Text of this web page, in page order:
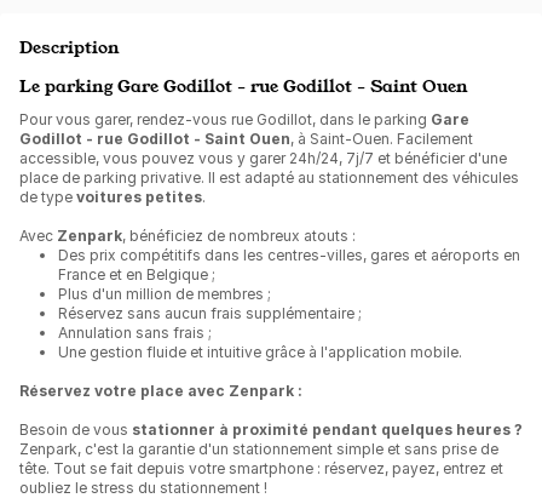
Description
Le parking Gare Godillot - rue Godillot - Saint Ouen
Pour vous garer, rendez-vous rue Godillot, dans le parking Gare
Godillot - rue Godillot - Saint Ouen, à Saint-Ouen. Facilement
accessible, vous pouvez vous y garer 24h/24, 7j/7 et bénéficier d'une
place de parking privative. Il est adapté au stationnement des véhicules
de type voitures petites.
Avec Zenpark, bénéficiez de nombreux atouts :
Des prix compétitifs dans les centres-villes, gares et aéroports en
France et en Belgique ;
Plus d'un million de membres ;
Réservez sans aucun frais supplémentaire ;
Annulation sans frais ;
Une gestion fluide et intuitive grâce à l'application mobile.
Réservez votre place avec Zenpark :
Besoin de vous stationner à proximité pendant quelques heures ?
Zenpark, c'est la garantie d'un stationnement simple et sans prise de
tête. Tout se fait depuis votre smartphone : réservez, payez, entrez et
oubliez le stress du stationnement !